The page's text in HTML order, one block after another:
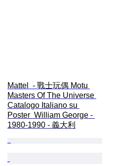
Mattel  - 戰士玩偶 Motu
Masters Of The Universe
Catalogo Italiano su
Poster  William George -
1980-1990 - 義大利